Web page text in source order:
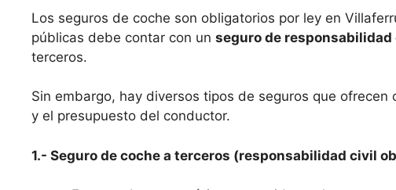
Los seguros de coche son obligatorios por ley en
públicas debe contar con un seguro de responsabilidad
terceros.
Sin embargo, hay diversos tipos de seguros que
y el presupuesto del conductor.
1.- Seguro de coche a terceros (responsabilidad civil